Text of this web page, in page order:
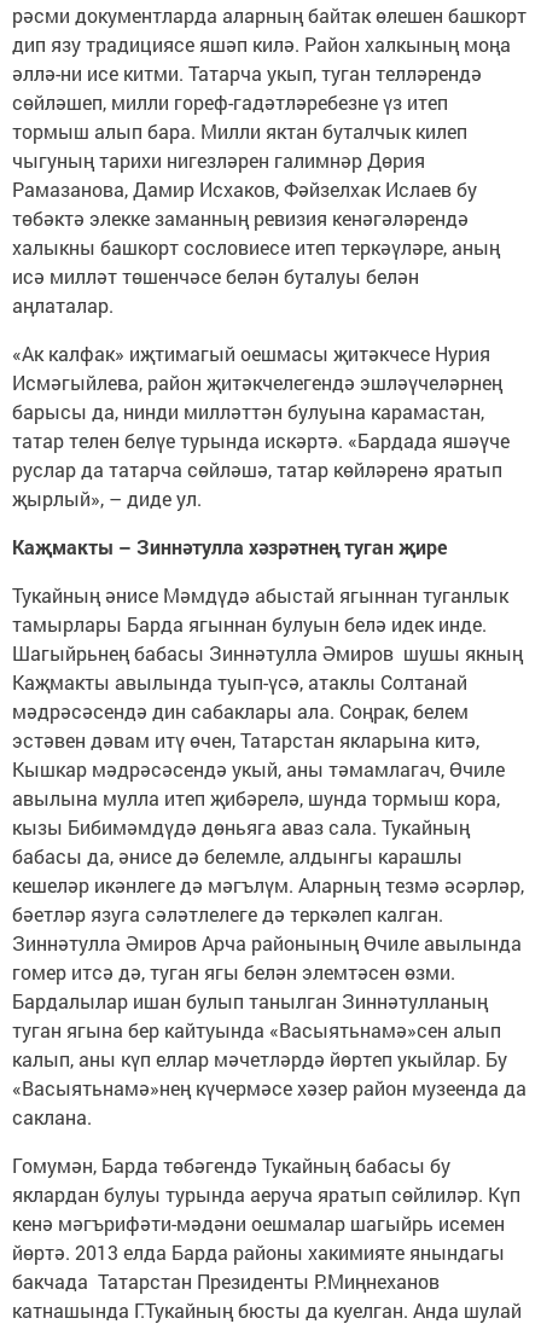
рәсми документларда аларның байтак өлешен башкорт
дип язу традициясе яшәп килә. Район халкының моңа
әллә-ни исе китми. Татарча укып, туган телләрендә
сөйләшеп, милли гореф-гадәтләребезне үз итеп
тормыш алып бара. Милли яктан буталчык килеп
чыгуның тарихи нигезләрен галимнәр Дөрия
Рамазанова, Дамир Исхаков, Фәйзелхак Ислаев бу
төбәктә элекке заманның ревизия кенәгәләрендә
халыкны башкорт сословиесе итеп теркәүләре, аның
исә милләт төшенчәсе белән буталуы белән
аңлаталар.
«Ак калфак» иҗтимагый оешмасы җитәкчесе Нурия
Исмәгыйлева, район җитәкчелегендә эшләүчеләрнең
барысы да, нинди милләттән булуына карамастан,
татар телен белүе турында искәртә. «Бардада яшәүче
руслар да татарча сөйләшә, татар көйләренә яратып
җырлый», – диде ул.
Каҗмакты – Зиннәтулла хәзрәтнең туган җире
Тукайның әнисе Мәмдүдә абыстай ягыннан туганлык
тамырлары Барда ягыннан булуын белә идек инде.
Шагыйрь­нең бабасы Зиннәтулла Әмиров шушы якның
Каҗмакты авылында туып-үсә, атаклы Солтанай
мәдрәсәсендә дин сабаклары ала. Соңрак, белем
эстәвен дәвам итү өчен, Татарстан якларына китә,
Кышкар мәдрәсәсендә укый, аны тәмамлагач, Өчиле
авылына мулла итеп җибәрелә, шунда тормыш кора,
кызы Бибимәмдүдә дөньяга аваз сала. Тукайның
бабасы да, әнисе дә белемле, алдынгы карашлы
кешеләр икәнлеге дә мәгълүм. Аларның тезмә әсәрләр,
бәетләр язуга сәләтлелеге дә теркәлеп калган.
Зиннәтулла Әмиров Арча районының Өчиле авылында
гомер итсә дә, туган ягы белән элемтәсен өзми.
Бардалылар ишан булып танылган Зиннәтулланың
туган ягына бер кайтуында «Васыятьнамә»сен алып
калып, аны күп еллар мәчетләрдә йөртеп укыйлар. Бу
«Васыятьнамә»нең күчермәсе хәзер район музеенда да
саклана.
Гомумән, Барда төбәгендә Тукайның бабасы бу
яклардан булуы турында аеруча яратып сөйлиләр. Күп
кенә мәгъ­рифәти-мәдәни оешмалар шагыйрь исемен
йөртә. 2013 елда Барда районы хакимияте янындагы
бакчада Татарстан Президенты Р.Миңнеханов
катнашында Г.Тукайның бюсты да куелган. Анда шулай